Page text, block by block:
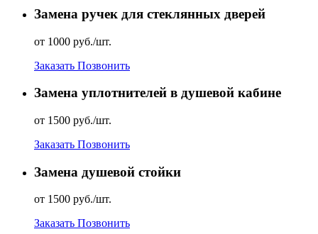
Замена ручек для стеклянных дверей
от 1000 руб./шт.
Заказать Позвонить
Замена уплотнителей в душевой кабине
от 1500 руб./шт.
Заказать Позвонить
Замена душевой стойки
от 1500 руб./шт.
Заказать Позвонить